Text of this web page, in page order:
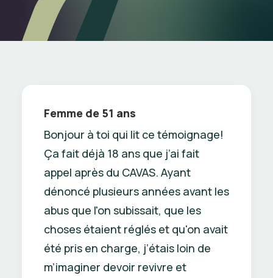
Femme de 51 ans
Bonjour à toi qui lit ce témoignage!
Ça fait déjà 18 ans que j’ai fait
appel après du CAVAS. Ayant
dénoncé plusieurs années avant les
abus que l'on subissait, que les
choses étaient réglés et qu'on avait
été pris en charge, j’étais loin de
m’imaginer devoir revivre et